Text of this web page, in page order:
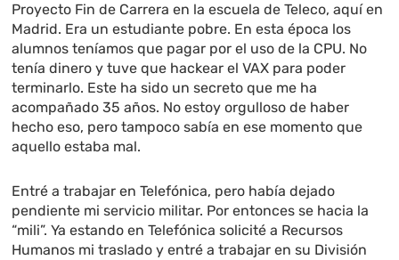
Proyecto Fin de Carrera en la escuela de Teleco, aquí en
Madrid. Era un estudiante pobre. En esta época los
alumnos teníamos que pagar por el uso de la CPU. No
tenía dinero y tuve que hackear el VAX para poder
terminarlo. Este ha sido un secreto que me ha
acompañado 35 años. No estoy orgulloso de haber
hecho eso, pero tampoco sabía en ese momento que
aquello estaba mal.
Entré a trabajar en Telefónica, pero había dejado
pendiente mi servicio militar. Por entonces se hacia la
“mili”. Ya estando en Telefónica solicité a Recursos
Humanos mi traslado y entré a trabajar en su División